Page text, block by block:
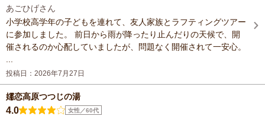
あごひげさん
小学校高学年の子どもを連れて、友人家族とラフティングツアー
に参加しました。 前日から雨が降ったり止んだりの天候で、開
催されるのか心配していましたが、問題なく開催されて一安心。
投稿日：2026年7月27日
嬬恋高原つつじの湯
4.0 女性／60代